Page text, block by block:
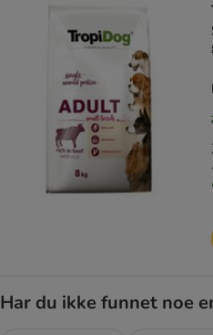
Har du ikke funnet noe